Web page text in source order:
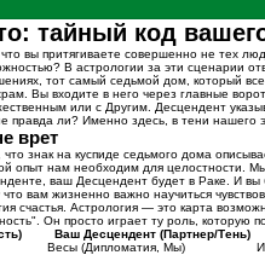
тайный код
вы притягиваете совершенно не тех
В астрологии за эти сценарии
тот самый седьмой дом, который
Вы входите в него через главные
или с Другим. Десцендент
правда ли? Именно здесь, в тени
врет
знак на куспиде седьмого дома
опыт нам необходим для целостности.
ваш Десцендент будет в Раке. И вы
вам жизненно важно научиться
счастья. Астрология — это карта
Он просто играет ту роль, которую
Ваш Десцендент (Партнер/Тень)
Весы (Дипломатия, Мы)